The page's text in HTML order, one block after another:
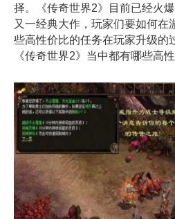
择。《传奇世界2》目前已经火
又一经典大作，玩家们要如何在
些高性价比的任务在玩家升级的
《传奇世界2》当中都有哪些高